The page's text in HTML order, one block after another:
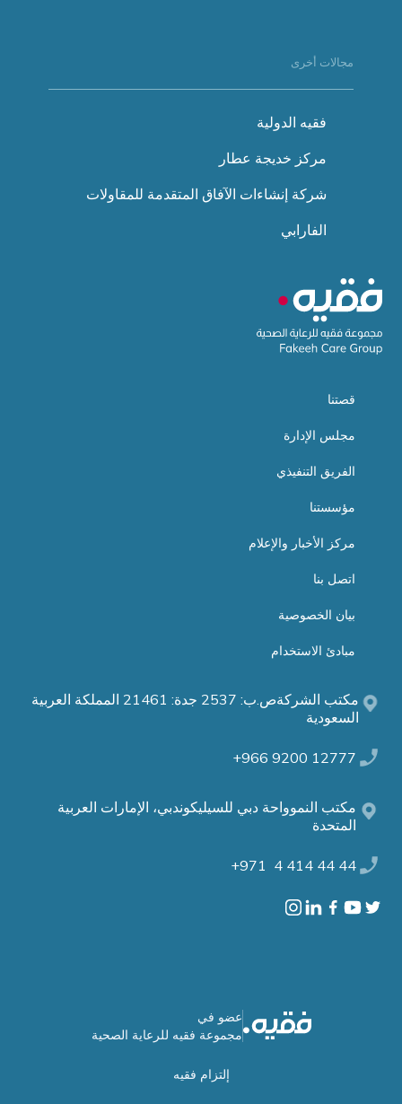
مجالات أخرى
فقيه الدولية
مركز خديجة عطار
شركة إنشاءات الآفاق المتقدمة للمقاولات
الفارابي
قصتنا
مجلس الإدارة
الفريق التنفيذي
مؤسستنا
مركز الأخبار والإعلام
اتصل بنا
بيان الخصوصية
مبادئ الاستخدام
مكتب الشركةص.ب: 2537 جدة: 21461 المملكة العربية
السعودية
12777 9200 966+
مكتب النموواحة دبي للسيليكوندبي، الإمارات العربية
المتحدة
44 44 414 4 971+
عضو في
مجموعة فقيه للرعاية الصحية
إلتزام فقيه